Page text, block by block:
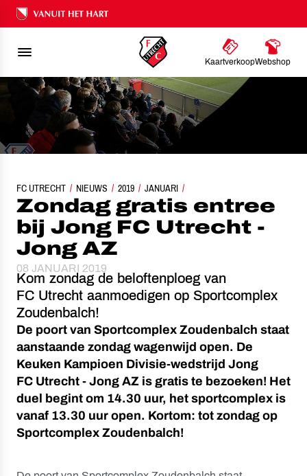
Ons nalatenschap
KaartverkoopWebshop
FC UTRECHT NIEUWS 2019 JANUARI
ZONDAG GRATIS ENTREE BIJ JONG FC UTRECHT - JONG AZ
Zondag gratis entree
bij Jong FC Utrecht -
Jong AZ
08 JANUARI 2019
Kom zondag de beloftenploeg van
FC Utrecht aanmoedigen op Sportcomplex
Zoudenbalch!
De poort van Sportcomplex Zoudenbalch staat
aanstaande zondag wagenwijd open. De
Keuken Kampioen Divisie-wedstrijd Jong
FC Utrecht - Jong AZ is gratis te bezoeken! Het
duel begint om 14.30 uur, het sportcomplex is
vanaf 13.30 uur open. Kortom: tot zondag op
Sportcomplex Zoudenbalch!